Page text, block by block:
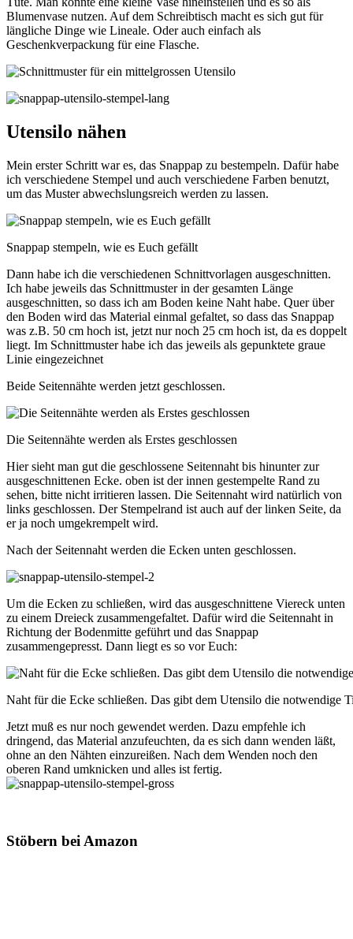
Blumenvase nutzen. Auf dem Schreibtisch macht es sich gut für
längliche Dinge wie Lineale. Oder auch einfach als
Geschenkverpackung für eine Flasche.
Utensilo nähen
Mein erster Schritt war es, das Snappap zu bestempeln. Dafür habe
ich verschiedene Stempel und auch verschiedene Farben benutzt,
um das Muster abwechslungsreich werden zu lassen.
Snappap stempeln, wie es Euch gefällt
Dann habe ich die verschiedenen Schnittvorlagen ausgeschnitten.
Ich habe jeweils das Schnittmuster in der gesamten Länge
ausgeschnitten, so dass ich am Boden keine Naht habe. Quer über
den Boden wird das Material einmal gefaltet, so dass das Snappap
was z.B. 50 cm hoch ist, jetzt nur noch 25 cm hoch ist, da es doppelt
liegt. Im Schnittmuster habe ich das jeweils als gepunktete graue
Linie eingezeichnet
Beide Seitennähte werden jetzt geschlossen.
Die Seitennähte werden als Erstes geschlossen
Hier sieht man gut die geschlossene Seitennaht bis hinunter zur
ausgeschnittenen Ecke. oben ist der innen gestempelte Rand zu
sehen, bitte nicht irritieren lassen. Die Seitennaht wird natürlich von
links geschlossen. Der Stempelrand ist auch auf der linken Seite, da
er ja noch umgekrempelt wird.
Nach der Seitennaht werden die Ecken unten geschlossen.
Um die Ecken zu schließen, wird das ausgeschnittene Viereck unten
zu einem Dreieck zusammengefaltet. Dafür wird die Seitennaht in
Richtung der Bodenmitte geführt und das Snappap
zusammengepresst. Dann liegt es so vor Euch:
Naht für die Ecke schließen. Das gibt dem Utensilo die notwendige
Jetzt muß es nur noch gewendet werden. Dazu empfehle ich
dringend, das Material anzufeuchten, da es sich dann wenden läßt,
ohne an den Nähten einzureißen. Nach dem Wenden noch den
oberen Rand umknicken und alles ist fertig.
Stöbern bei Amazon